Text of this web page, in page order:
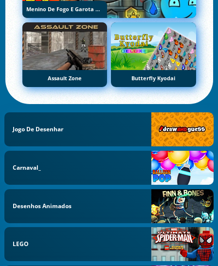
Menino De Fogo E Garota De Água 5: Elementos
Assault Zone Butterfly Kyodai
Jogo De Desenhar
Carnaval_
Desenhos Animados
LEGO